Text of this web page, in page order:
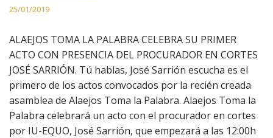
25/01/2019
ALAEJOS TOMA LA PALABRA CELEBRA SU PRIMER
ACTO CON PRESENCIA DEL PROCURADOR EN CORTES
JOSÉ SARRIÓN. Tú hablas, José Sarrión escucha es el
primero de los actos convocados por la recién creada
asamblea de Alaejos Toma la Palabra. Alaejos Toma la
Palabra celebrará un acto con el procurador en cortes
por IU-EQUO, José Sarrión, que empezará a las 12:00h